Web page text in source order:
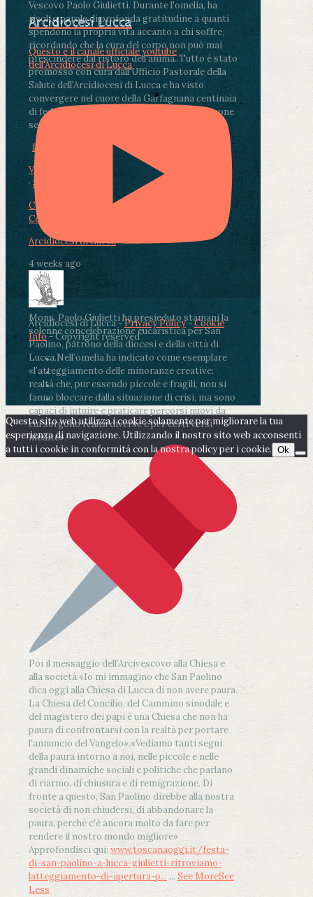
Vescovo Paolo Giulietti. Durante l'omelia, ha
rivolto parole di profonda gratitudine a quanti
spendono la propria vita accanto a chi soffre,
ricordando che la cura del corpo non può mai
prescindere dal ristoro dell'anima..Tutto è stato
promosso con cura dall'Ufficio Pastorale della
Salute dell'Arcidiocesi di Lucca e ha visto
convergere nel cuore della Garfagnana centinaia
di fedeli, operatori sanitari, volontari e persone
segnate dalla malattia.
Photo
View on Facebook
· Share
Condividi su Facebook
Condividi su LinkedIn
Arcidiocesi di Lucca
4 weeks ago
Mons. Paolo Giulietti ha presieduto stamani la
solenne concelebrazione eucaristica per San
Paolino, patrono della diocesi e della città di
Lucca.Nell’omelia ha indicato come esemplare
«l’atteggiamento delle minoranze creative:
realtà che, pur essendo piccole e fragili, non si
fanno bloccare dalla situazione di crisi, ma sono
capaci di intuire e praticare percorsi nuovi da
cui sorgono realtà diverse e per certi versi
inedite».
Poi il messaggio dell’Arcivescovo alla Chiesa e
alla società:«Io mi immagino che San Paolino
dica oggi alla Chiesa di Lucca di non avere paura.
La Chiesa del Concilio, del Cammino sinodale e
del magistero dei papi è una Chiesa che non ha
paura di confrontarsi con la realtà per portare
l'annuncio del Vangelo».«Vediamo tanti segni
della paura intorno a noi, nelle piccole e nelle
grandi dinamiche sociali e politiche che parlano
di riarmo, di chiusura e di remigrazione. Di
fronte a questo, San Paolino direbbe alla nostra
società di non chiudersi, di abbandonare la
paura, perché c'è ancora molto da fare per
rendere il nostro mondo migliore»
Approfondisci qui: www.toscanaoggi.it/festa-
di-san-paolino-a-lucca-giulietti-ritroviamo-
latteggiamento-di-apertura-p... ... See MoreSee
Less
Arcidiocesi Lucca
Questo è il canale ufficiale youtube
dell'Arcidiocesi di Lucca
Arcidiocesi di Lucca -Privacy Policy-Cookie
Info- Copyright reserved
Questo sito web utilizza i cookie solamente per migliorare la tua
esperienza di navigazione. Utilizzando il nostro sito web acconsenti
a tutti i cookie in conformità con la nostra policy per i cookie. Ok